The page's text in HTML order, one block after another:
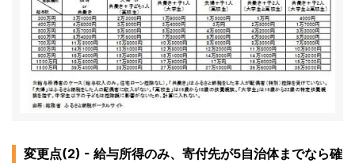
変更点(2) - 給与所得のみ、寄付先が5自治体までなら確